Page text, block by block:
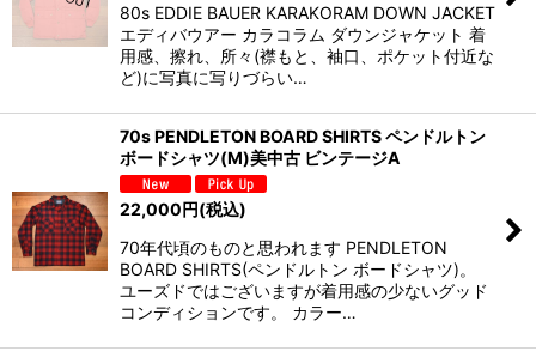
80s EDDIE BAUER KARAKORAM DOWN JACKET
エディバウアー カラコラム ダウンジャケット 着
用感、擦れ、所々(襟もと、袖口、ポケット付近な
ど)に写真に写りづらい…
70s PENDLETON BOARD SHIRTS ペンドルトン
ボードシャツ(M)美中古 ビンテージA
22,000 円(税込)
70年代頃のものと思われます PENDLETON
BOARD SHIRTS(ペンドルトン ボードシャツ)。
ユーズドではございますが着用感の少ないグッド
コンディションです。 カラー…